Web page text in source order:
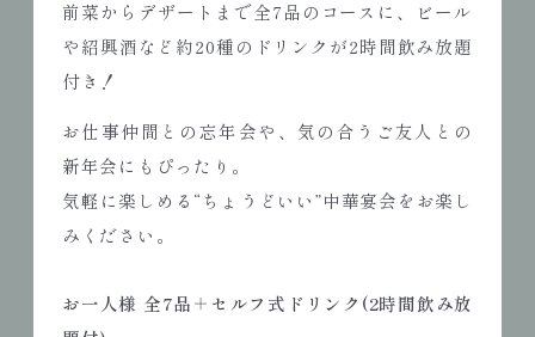
前菜からデザートまで全7品のコースに、ビール
や紹興酒など約20種のドリンクが2時間飲み放題
付き！
お仕事仲間との忘年会や、気の合うご友人との
新年会にもぴったり。
気軽に楽しめる“ちょうどいい”中華宴会をお楽し
みください。
お一人様 全7品＋セルフ式ドリンク(2時間飲み放